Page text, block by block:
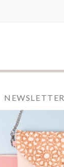
NEWSLETTER